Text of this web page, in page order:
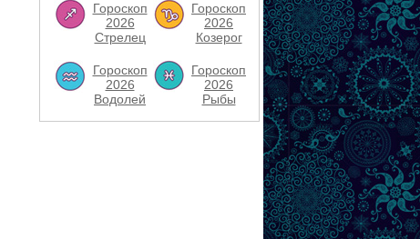
Гороскоп
2026
Стрелец
Гороскоп
2026
Козерог
Гороскоп
2026
Водолей
Гороскоп
2026
Рыбы